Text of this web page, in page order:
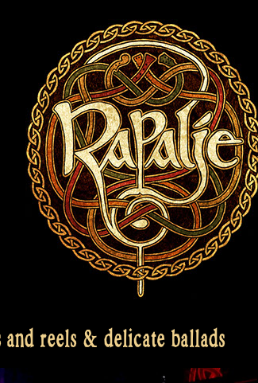
reels & delicate ballads